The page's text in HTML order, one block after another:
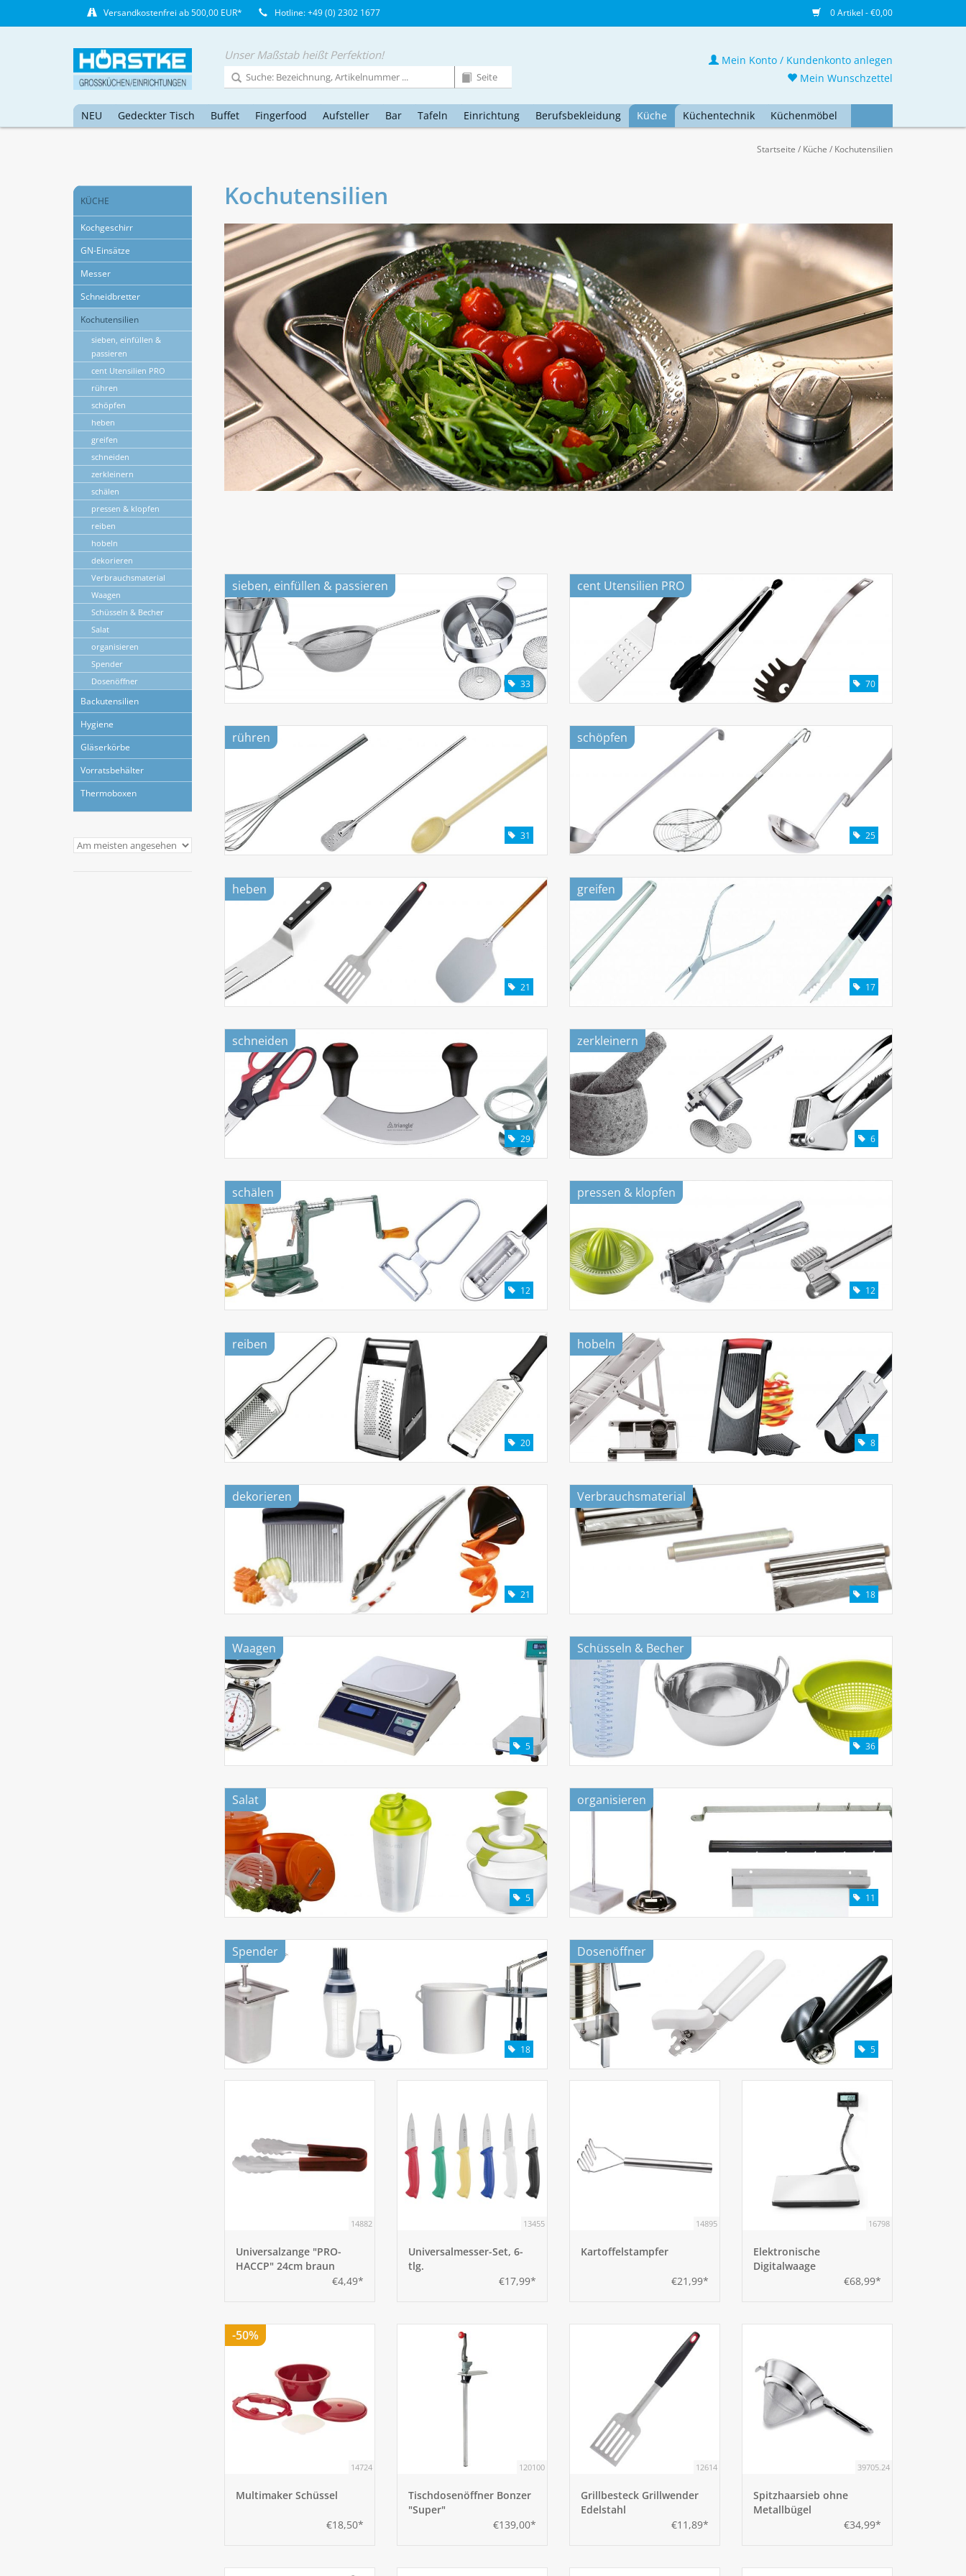
Versandkostenfrei ab 500,00 EUR* Hotline: +49 (0) 2302 1677 0 Artikel - €0,00
Unser Maßstab heißt Perfektion!
NEU Gedeckter Tisch Buffet Fingerfood Aufsteller Bar Tafeln Einrichtung Berufsbekleidung Küche Küchentechnik Küchenmöbel
Mein Konto / Kundenkonto anlegen
Mein Wunschzettel
Startseite / Küche / Kochutensilien
KÜCHE
Kochgeschirr
GN-Einsätze
Messer
Schneidbretter
Kochutensilien
sieben, einfüllen &
passieren
cent Utensilien PRO
rühren
schöpfen
heben
greifen
schneiden
zerkleinern
schälen
pressen & klopfen
reiben
hobeln
dekorieren
Verbrauchsmaterial
Waagen
Schüsseln & Becher
Salat
organisieren
Spender
Dosenöffner
Backutensilien
Hygiene
Gläserkörbe
Vorratsbehälter
Thermoboxen
Kochutensilien
sieben, einfüllen & passieren
33
cent Utensilien PRO
70
rühren
31
schöpfen
25
heben
21
greifen
17
schneiden
29
zerkleinern
6
schälen
12
pressen & klopfen
12
reiben
20
hobeln
8
dekorieren
21
Verbrauchsmaterial
18
Waagen
5
Schüsseln & Becher
36
Salat
5
organisieren
11
Spender
18
Dosenöffner
5
14882
Universalzange "PRO-
HACCP" 24cm braun
€4,49*
13455
Universalmesser-Set, 6-
tlg.
€17,99*
14895
Kartoffelstampfer
€21,99*
16798
Elektronische
Digitalwaage
€68,99*
-50%
14724
Multimaker Schüssel
€18,50*
120100
Tischdosenöffner Bonzer
"Super"
€139,00*
12614
Grillbesteck Grillwender
Edelstahl
€11,89*
39705.24
Spitzhaarsieb ohne
Metallbügel
€34,99*